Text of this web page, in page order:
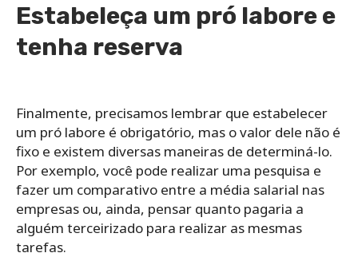
Estabeleça um pró labore e
tenha reserva
Finalmente, precisamos lembrar que estabelecer
um pró labore é obrigatório, mas o valor dele não é
fixo e existem diversas maneiras de determiná-lo.
Por exemplo, você pode realizar uma pesquisa e
fazer um comparativo entre a média salarial nas
empresas ou, ainda, pensar quanto pagaria a
alguém terceirizado para realizar as mesmas
tarefas.